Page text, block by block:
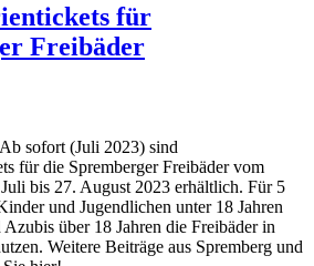
für
Freibäder
sofort (Juli 2023) sind
für die Spremberger Freibäder vom
bis 27. August 2023 erhältlich. Für 5
und Jugendlichen unter 18 Jahren
über 18 Jahren die Freibäder in
Weitere Beiträge aus Spremberg und